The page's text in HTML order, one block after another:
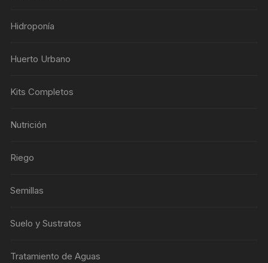
Hidroponía
Huerto Urbano
Kits Completos
Nutrición
Riego
Semillas
Suelo y Sustratos
Tratamiento de Aguas